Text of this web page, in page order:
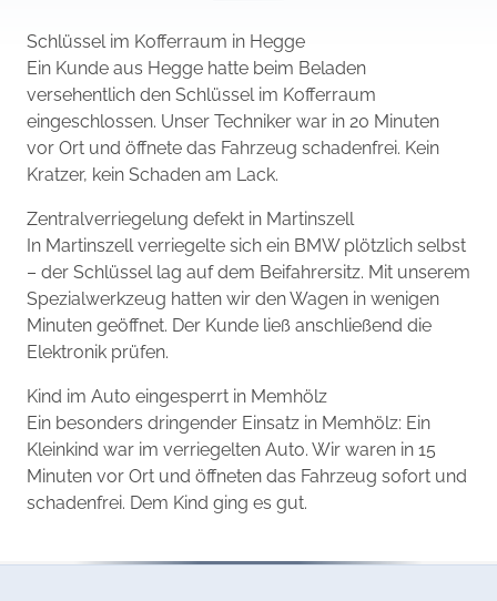
Schlüssel im Kofferraum in Hegge
Ein Kunde aus Hegge hatte beim Beladen
versehentlich den Schlüssel im Kofferraum
eingeschlossen. Unser Techniker war in 20 Minuten
vor Ort und öffnete das Fahrzeug schadenfrei. Kein
Kratzer, kein Schaden am Lack.
Zentralverriegelung defekt in Martinszell
In Martinszell verriegelte sich ein BMW plötzlich selbst
– der Schlüssel lag auf dem Beifahrersitz. Mit unserem
Spezialwerkzeug hatten wir den Wagen in wenigen
Minuten geöffnet. Der Kunde ließ anschließend die
Elektronik prüfen.
Kind im Auto eingesperrt in Memhölz
Ein besonders dringender Einsatz in Memhölz: Ein
Kleinkind war im verriegelten Auto. Wir waren in 15
Minuten vor Ort und öffneten das Fahrzeug sofort und
schadenfrei. Dem Kind ging es gut.